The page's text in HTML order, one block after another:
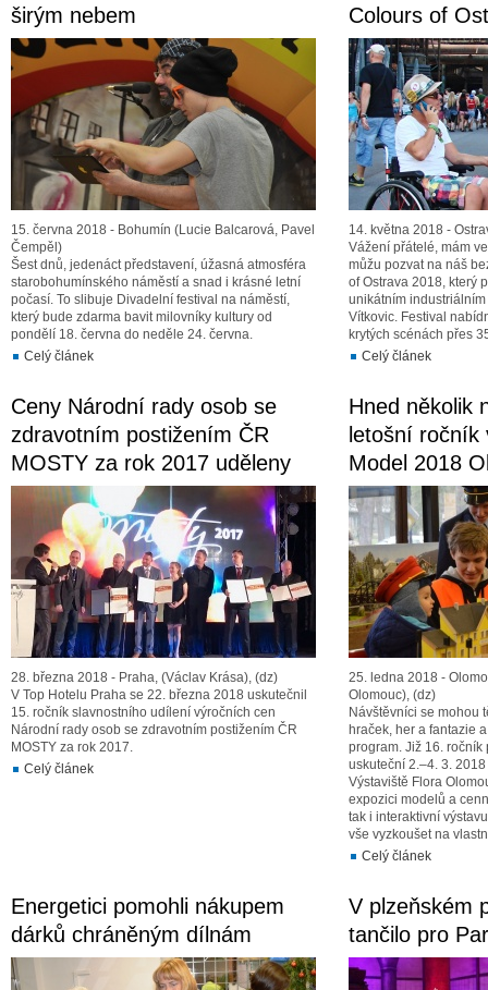
širým nebem
15. června 2018 - Bohumín (Lucie Balcarová, Pavel
Čempěl)
Šest dnů, jedenáct představení, úžasná atmosféra
starobohumínského náměstí a snad i krásné letní
počasí. To slibuje Divadelní festival na náměstí,
který bude zdarma bavit milovníky kultury od
pondělí 18. června do neděle 24. června.
Celý článek
Colours of
14. května 2018 -
Vážení přátelé, mám
můžu pozvat na náš
of Ostrava 2018, který
unikátním
Vítkovic. Festival
krytých scénách přes
Celý článek
Ceny Národní rady osob se
zdravotním postižením ČR
MOSTY za rok 2017 uděleny
28. března 2018 - Praha, (Václav Krása), (dz)
V Top Hotelu Praha se 22. března 2018 uskutečnil
15. ročník slavnostního udílení výročních cen
Národní rady osob se zdravotním postižením ČR
MOSTY za rok 2017.
Celý článek
Hned několik
letošní ročník
Model 2018
25. ledna 2018 -
Olomouc), (dz)
Návštěvníci se mohou
hraček, her a fantazie
program. Již 16. ročník
uskuteční 2.–4. 3.
Výstaviště Flora
expozici modelů a
tak i interaktivní
vše vyzkoušet na
Celý článek
Energetici pomohli nákupem
dárků chráněným dílnám
V plzeňském
tančilo pro